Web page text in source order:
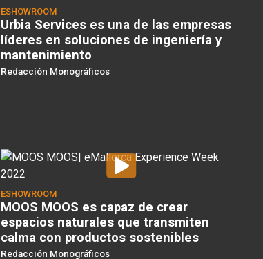
ESHOWROOM
Urbia Services es una de las empresas
líderes en soluciones de ingeniería y
mantenimiento
Redacción Monográficos
ESHOWROOM
MOOS MOOS es capaz de crear
espacios naturales que transmiten
calma con productos sostenibles
Redacción Monográficos